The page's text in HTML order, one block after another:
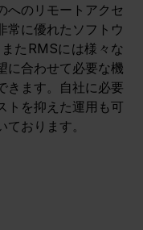
へのリモートアクセ
常に優れたソフトウ
たRMSには様々な
に合わせて必要な機
きます。自社に必要
トを抑えた運用も可
おります。